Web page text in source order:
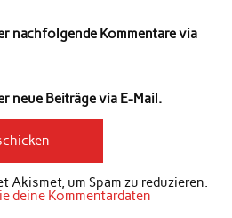
nachfolgende Kommentare via
neue Beiträge via E-Mail.
Akismet, um Spam zu reduzieren.
deine Kommentardaten